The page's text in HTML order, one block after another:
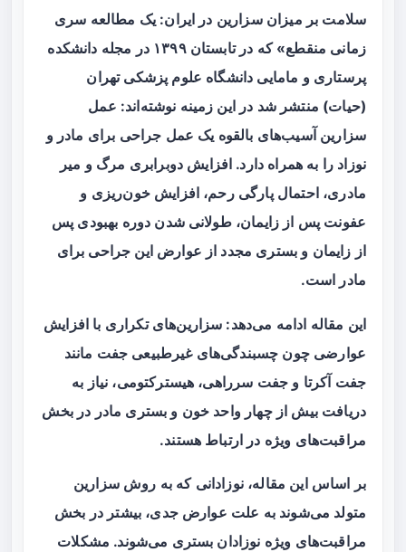
سلامت بر میزان سزارین در ایران: یک مطالعه سری
زمانی منقطع» که در تابستان ۱۳۹۹ در مجله دانشکده
پرستاری و مامایی دانشگاه علوم پزشکی تهران
(حیات) منتشر شد در این زمینه نوشته‌اند: عمل
سزارین آسیب‌های بالقوه یک عمل جراحی برای مادر و
نوزاد را به همراه دارد. افزایش دوبرابری مرگ و میر
مادری، احتمال پارگی رحم، افزایش خون‌ریزی و
عفونت پس از زایمان، طولانی شدن دوره بهبودی پس
از زایمان و بستری مجدد از عوارض این جراحی برای
مادر است.
این مقاله ادامه می‌دهد: سزارین‌های تکراری با افزایش
عوارضی چون چسبندگی‌های غیرطبیعی جفت مانند
جفت آکرتا و جفت سرراهی، هیسترکتومی، نیاز به
دریافت بیش از چهار واحد خون و بستری مادر در بخش
مراقبت‌های ویژه در ارتباط هستند.
بر اساس این مقاله، نوزادانی که به روش سزارین
متولد می‌شوند به علت عوارض جدی، بیشتر در بخش
مراقبت‌های ویژه نوزادان بستری می‌شوند. مشکلات